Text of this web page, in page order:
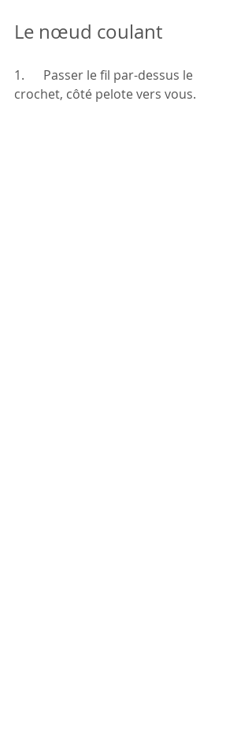
Le nœud coulant
1.      Passer le fil par-dessus le
crochet, côté pelote vers vous.